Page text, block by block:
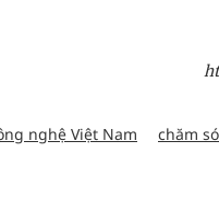
nghệ Việt Nam chăm